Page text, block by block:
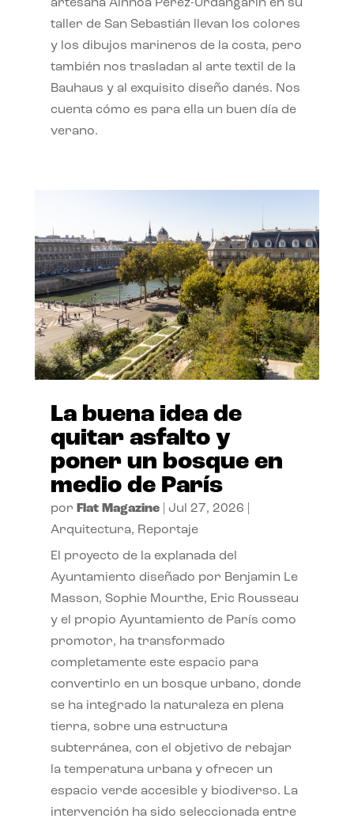
artesana Ainhoa Pérez-Urdangarín en su
taller de San Sebastián llevan los colores
y los dibujos marineros de la costa, pero
también nos trasladan al arte textil de la
Bauhaus y al exquisito diseño danés. Nos
cuenta cómo es para ella un buen día de
verano.
La buena idea de
quitar asfalto y
poner un bosque en
medio de París
por Flat Magazine| Jul 27, 2026
Arquitectura, Reportaje
El proyecto de la explanada del
Ayuntamiento diseñado por Benjamin Le
Masson, Sophie Mourthe, Eric Rousseau
y el propio Ayuntamiento de París como
promotor, ha transformado
completamente este espacio para
convertirlo en un bosque urbano, donde
se ha integrado la naturaleza en plena
tierra, sobre una estructura
subterránea, con el objetivo de rebajar
la temperatura urbana y ofrecer un
espacio verde accesible y biodiverso. La
intervención ha sido seleccionada entre